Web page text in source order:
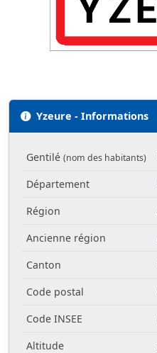
Yzeure - Informations
Gentilé (nom des habitants)
Département
Région
Ancienne région
Canton
Code postal
Code INSEE
Altitude